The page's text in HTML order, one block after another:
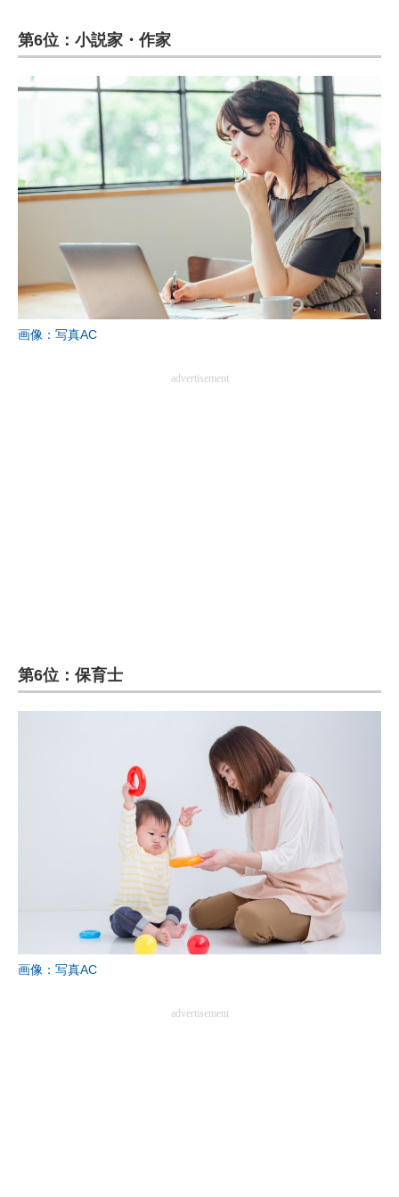
エネルギーの専門メディア
ちょっと気になるネットの話題
第6位：小説家・作家
画像：写真AC
advertisement
第6位：保育士
画像：写真AC
advertisement